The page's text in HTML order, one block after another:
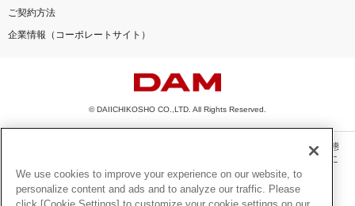
ご契約方法
企業情報（コーポレートサイト）
© DAIICHIKOSHO CO.,LTD. All Rights Reserved.
このサイトに掲載されている一切の文章・画像・写真・動画・音声等を、手段や形態
を問わず、著作権法の定める範囲を超えて無断で複製、転載、ファイル化などするこ
とを禁じます。
楽曲及びコンテンツは、機種によりご利用いただけない場合があります。
We use cookies to improve your experience on our website, to
personalize content and ads and to analyze our traffic. Please